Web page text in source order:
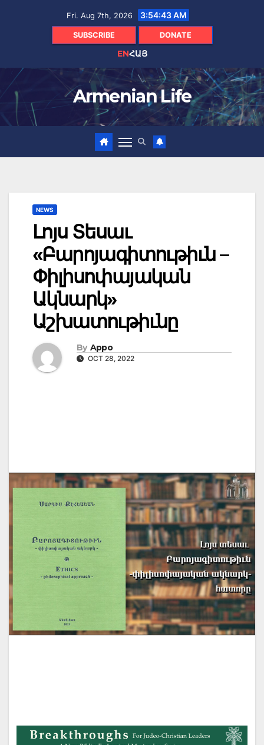
Fri. Aug 7th, 2026 3:54:44 AM
SUBSCRIBE DONATE
ENՀԱՅ
Armenian Life
NEWS
Լոյս Տեսաւ
«Բարոյագիտութիւն –
Փիլիսոփայական
Ակնարկ»
Աշխատութիւնը
By Appo
OCT 28, 2022